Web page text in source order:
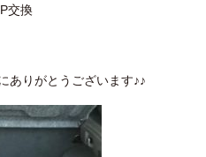
交換
ありがとうございます♪♪